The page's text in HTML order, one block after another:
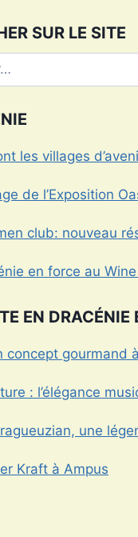
SUR LE SITE
les villages
de l’Exposition
club: nouveau
en force au
EN DRACÉNIE
concept gourmand
: l’élégance
une
Kraft à Ampus